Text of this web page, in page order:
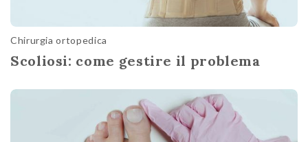
Chirurgia ortopedica
Scoliosi: come gestire il problema